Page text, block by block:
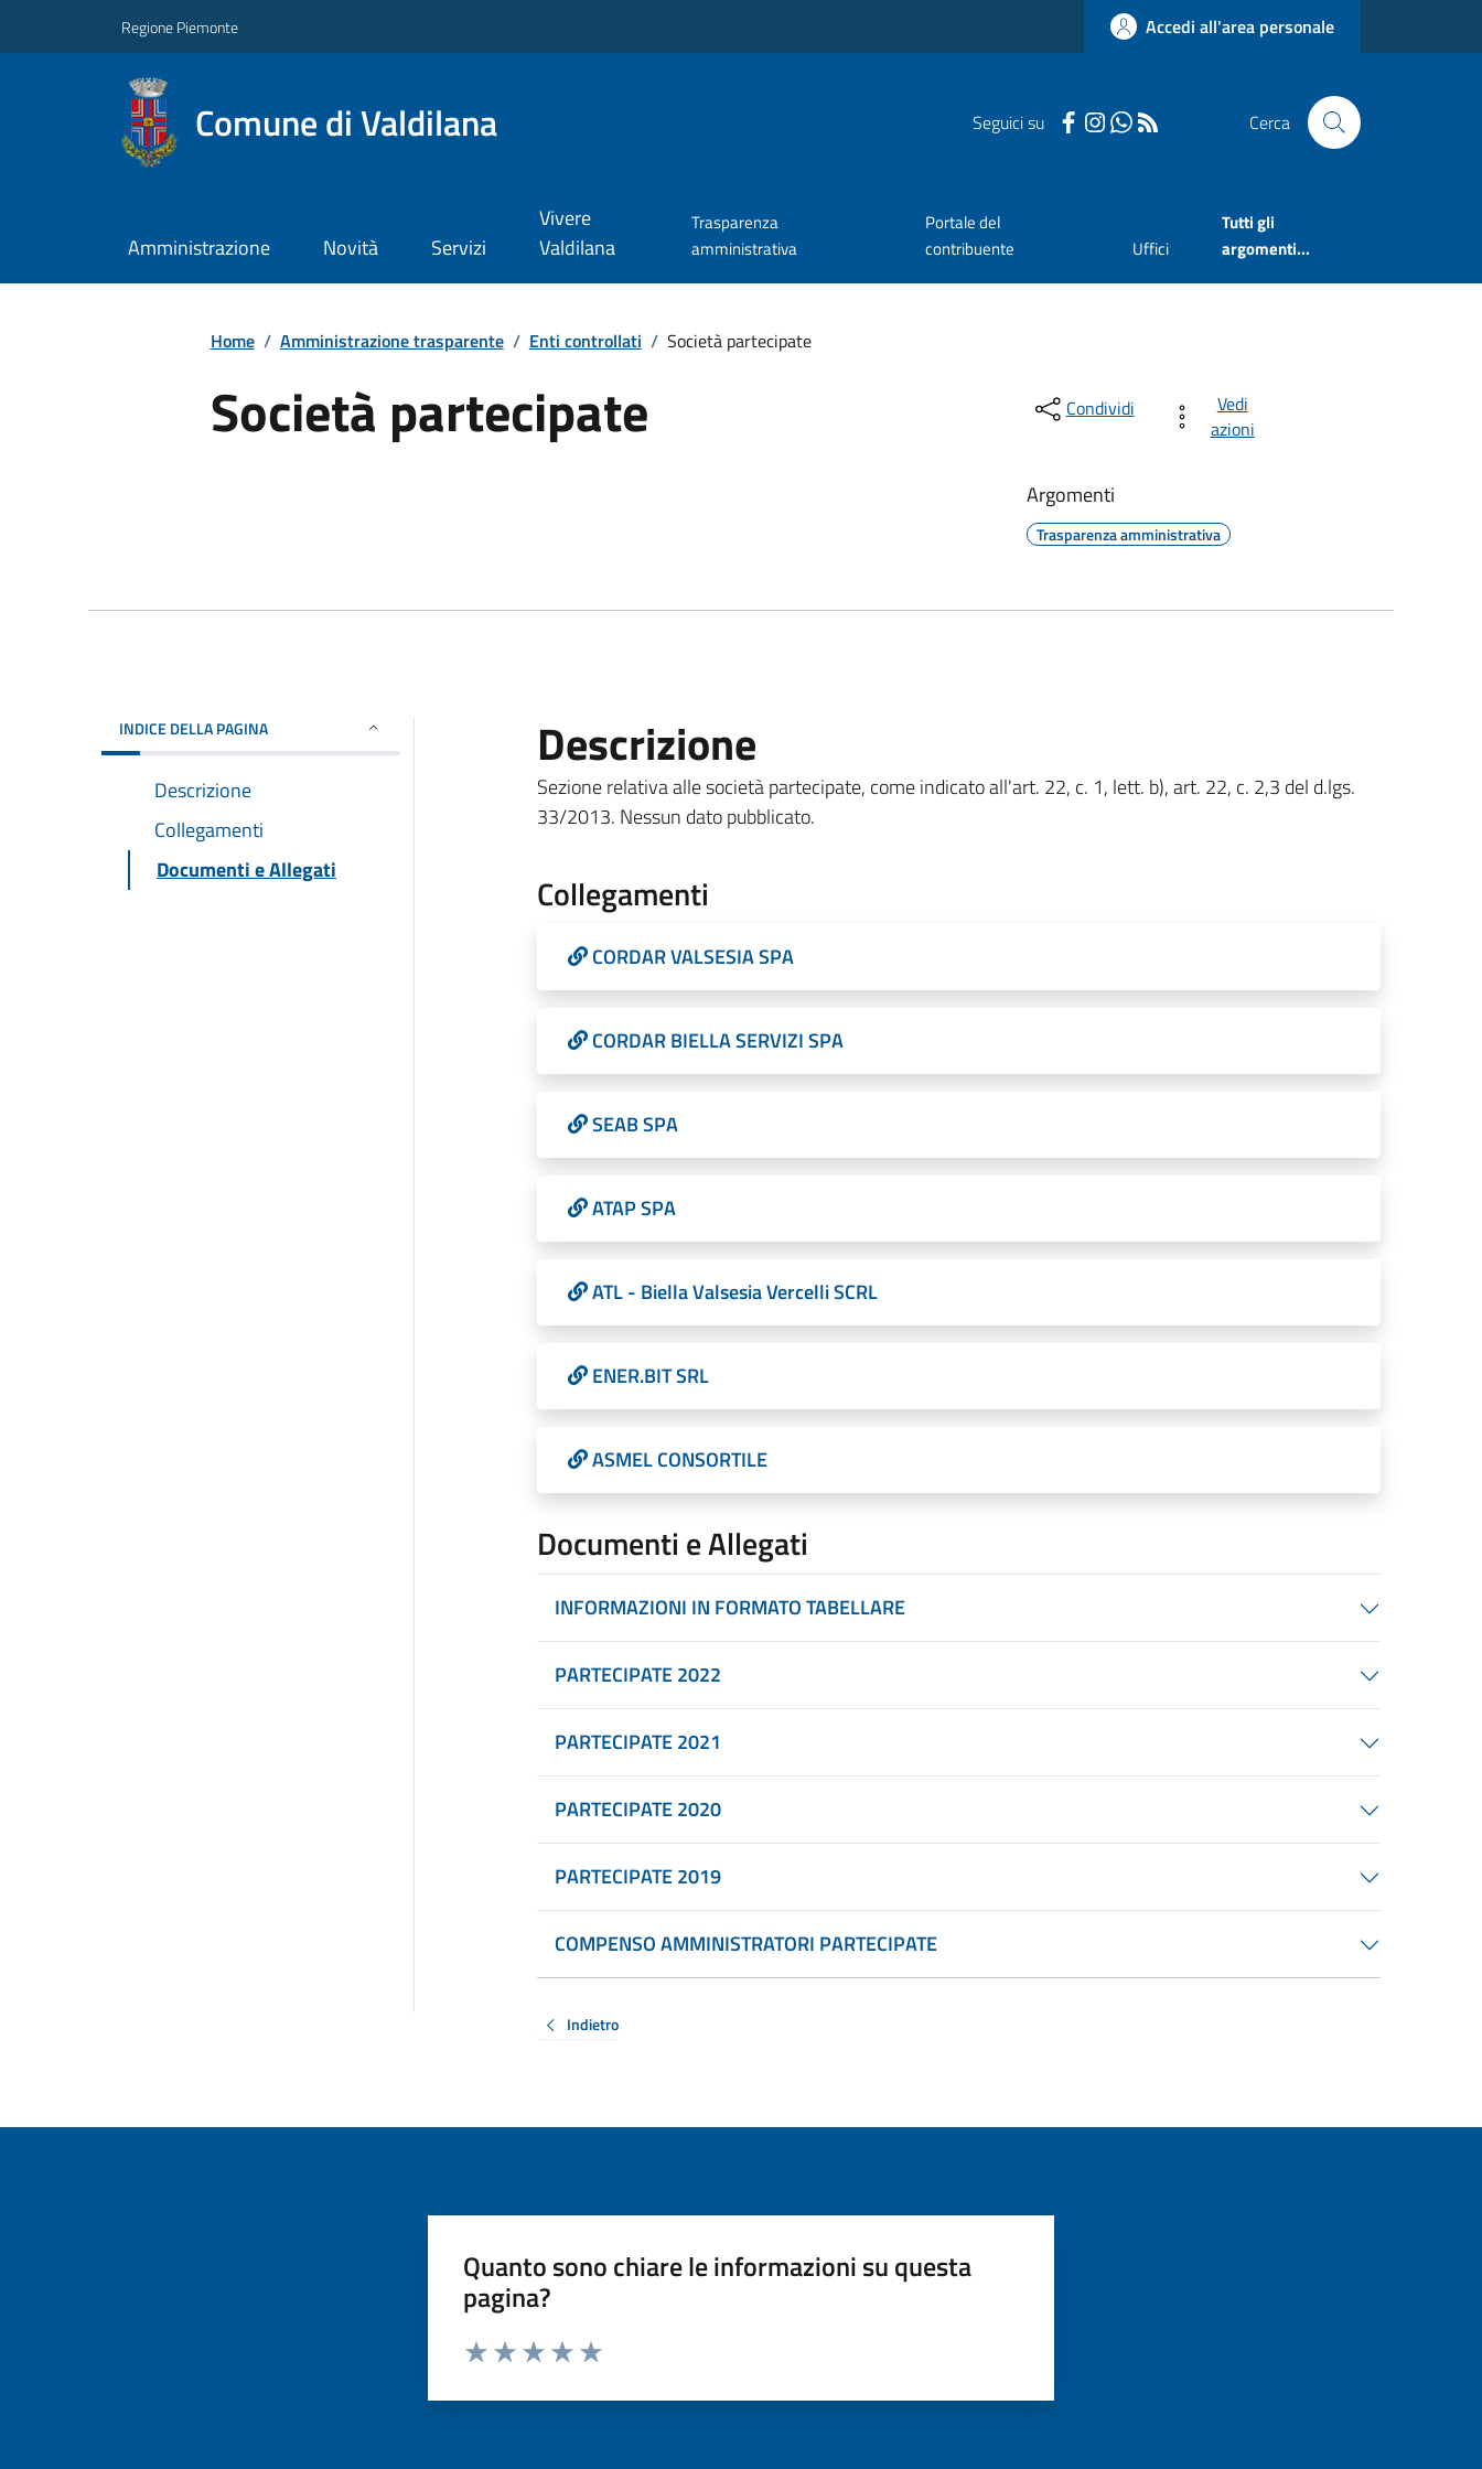
Regione Piemonte Accedi all'area personale
Comune di Valdilana Seguici su Cerca
Amministrazione Novità Servizi
Vivere
Valdilana
Trasparenza
amministrativa
Portale del
contribuente
Uffici
Tutti gli
argomenti...
Home / Amministrazione trasparente / Enti controllati / Società partecipate
Società partecipate Condividi
Vedi
azioni
Argomenti
Trasparenza amministrativa
INDICE DELLA PAGINA
Descrizione
Collegamenti
Documenti e Allegati
Descrizione
Sezione relativa alle società partecipate, come indicato all'art. 22, c. 1, lett. b), art. 22, c. 2,3 del d.lgs.
33/2013. Nessun dato pubblicato.
Collegamenti
CORDAR VALSESIA SPA
CORDAR BIELLA SERVIZI SPA
SEAB SPA
ATAP SPA
ATL - Biella Valsesia Vercelli SCRL
ENER.BIT SRL
ASMEL CONSORTILE
Documenti e Allegati
INFORMAZIONI IN FORMATO TABELLARE
PARTECIPATE 2022
PARTECIPATE 2021
PARTECIPATE 2020
PARTECIPATE 2019
COMPENSO AMMINISTRATORI PARTECIPATE
Indietro
Quanto sono chiare le informazioni su questa
pagina?
Valuta da 1 a 5 stelle la pagina